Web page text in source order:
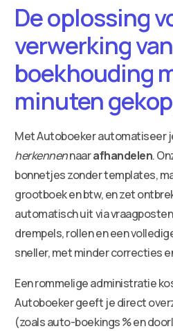
De oplossing
verwerking
boekhouding
minuten
Met Autoboeker automatiseer
herkennennaarafhandelen.
bonnetjes zonder templates,
grootboek en btw, en zet
automatisch uit via
drempels, rollen en een
sneller, met minder correcties
Een rommelige administratie
Autoboeker geeft je direct
(zoals auto-boekings % en